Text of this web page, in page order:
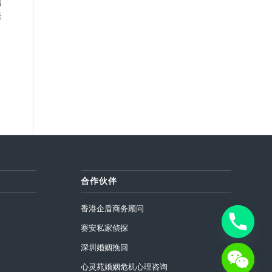
合作伙伴
香港企盾商务顾问
赛安私家侦探
深圳婚姻挽回
心灵苑婚姻危机心理咨询